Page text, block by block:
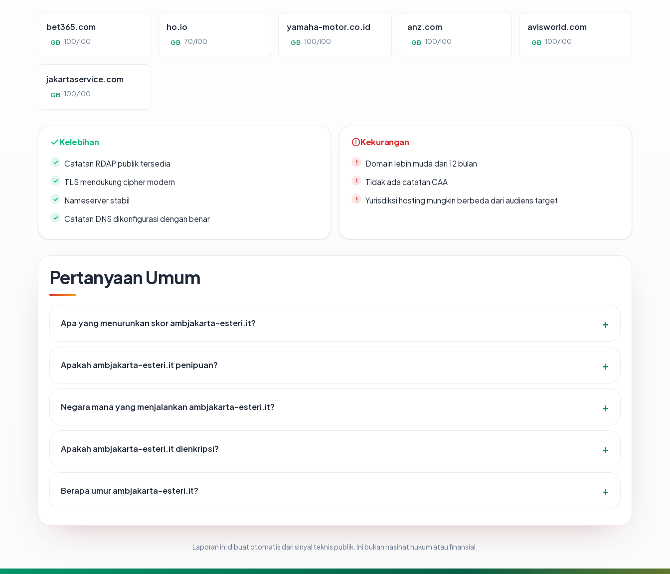
bet365.com
GB 100/100
ho.io
GB 70/100
yamaha-motor.co.id
GB 100/100
anz.com
GB 100/100
avisworld.com
GB 100/100
jakartaservice.com
GB 100/100
Kelebihan
Catatan RDAP publik tersedia
TLS mendukung cipher modern
Nameserver stabil
Catatan DNS dikonfigurasi dengan benar
Kekurangan
Domain lebih muda dari 12 bulan
Tidak ada catatan CAA
Yurisdiksi hosting mungkin berbeda dari audiens target
Pertanyaan Umum
Apa yang menurunkan skor ambjakarta-esteri.it?
Apakah ambjakarta-esteri.it penipuan?
Negara mana yang menjalankan ambjakarta-esteri.it?
Apakah ambjakarta-esteri.it dienkripsi?
Berapa umur ambjakarta-esteri.it?
Laporan ini dibuat otomatis dari sinyal teknis publik. Ini bukan nasihat hukum atau finansial.